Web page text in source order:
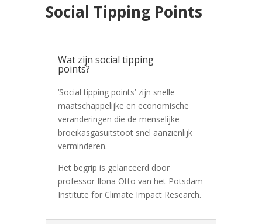
Social Tipping Points
Wat zijn social tipping
points?
‘Social tipping points’ zijn snelle
maatschappelijke en economische
veranderingen die de menselijke
broeikasgasuitstoot snel aanzienlijk
verminderen.
Het begrip is gelanceerd door
professor Ilona Otto van het Potsdam
Institute for Climate Impact Research.